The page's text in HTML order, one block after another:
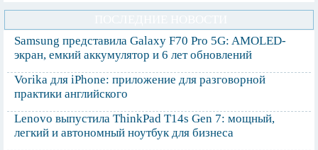
Samsung представила Galaxy F70 Pro 5G: AMOLED-
экран, емкий аккумулятор и 6 лет обновлений
Vorika для iPhone: приложение для разговорной
практики английского
Lenovo выпустила ThinkPad T14s Gen 7: мощный,
легкий и автономный ноутбук для бизнеса